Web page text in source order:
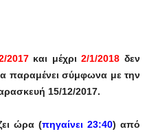
2017και μέχρι2/1/2018 δεν
παραμένει σύμφωνα με την
15/12/2017.
ώρα (πηγαίνει 23:40) από